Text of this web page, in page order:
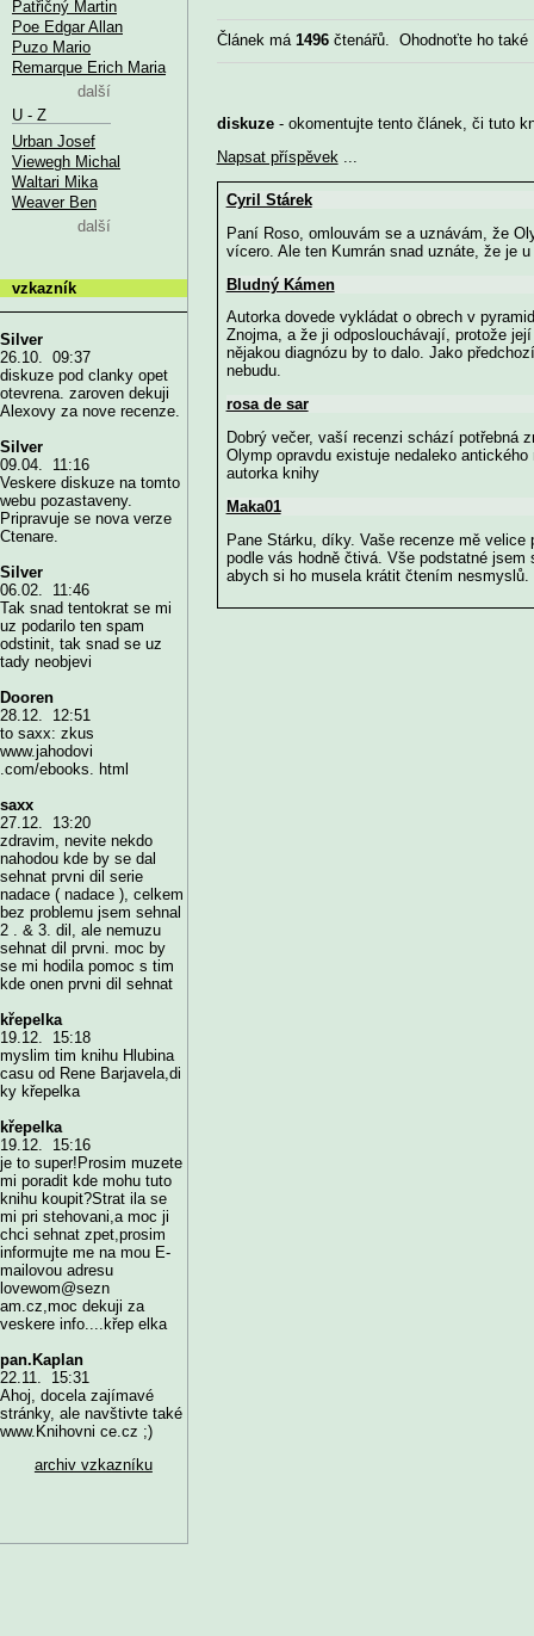
Článek má 1496čtenářů. Ohodnoťte ho
diskuze- okomentujte tento článek, či tuto
Napsat příspěvek...
Cyril Stárek
Paní Roso, omlouvám se a uznávám, že
vícero. Ale ten Kumrán snad uznáte, že je
Bludný Kámen
Autorka dovede vykládat o obrech v
Znojma, a že ji odposlouchávají, protože
nějakou diagnózu by to dalo. Jako
nebudu.
rosa de sar
Dobrý večer, vaší recenzi schází potřebná
Olymp opravdu existuje nedaleko
autorka knihy
Maka01
Pane Stárku, díky. Vaše recenze mě
podle vás hodně čtivá. Vše podstatné
abych si ho musela krátit čtením nesmyslů.
Patřičný Martin
Poe Edgar Allan
Puzo Mario
Remarque Erich Maria
další
U - Z
Urban Josef
Viewegh Michal
Waltari Mika
Weaver Ben
další
vzkazník
Silver
26.10. 09:37
diskuze pod clanky opet
otevrena. zaroven dekuji
Alexovy za nove recenze.
Silver
09.04. 11:16
Veskere diskuze na tomto
webu pozastaveny.
Pripravuje se nova verze
Ctenare.
Silver
06.02. 11:46
Tak snad tentokrat se mi
uz podarilo ten spam
odstinit, tak snad se uz
tady neobjevi
Dooren
28.12. 12:51
to saxx: zkus
www.jahodovi
.com/ebooks. html
saxx
27.12. 13:20
zdravim, nevite nekdo
nahodou kde by se dal
sehnat prvni dil serie
nadace ( nadace ), celkem
bez problemu jsem sehnal
2 . & 3. dil, ale nemuzu
sehnat dil prvni. moc by
se mi hodila pomoc s tim
kde onen prvni dil sehnat
křepelka
19.12. 15:18
myslim tim knihu Hlubina
casu od Rene Barjavela,di
ky křepelka
křepelka
19.12. 15:16
je to super!Prosim muzete
mi poradit kde mohu tuto
knihu koupit?Strat ila se
mi pri stehovani,a moc ji
chci sehnat zpet,prosim
informujte me na mou E-
mailovou adresu
lovewom@sezn
am.cz,moc dekuji za
veskere info....křep elka
pan.Kaplan
22.11. 15:31
Ahoj, docela zajímavé
stránky, ale navštivte také
www.Knihovni ce.cz ;)
archiv vzkazníku